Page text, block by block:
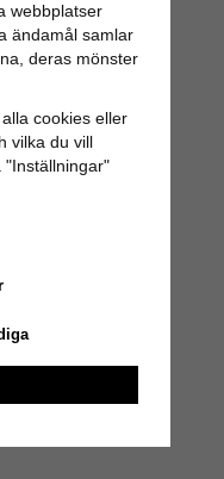
och byxor.
XL
webbplatser
ändamål samlar
deras mönster
cookies eller
vilka du vill
"Inställningar"